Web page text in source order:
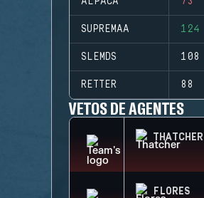
SUPREMAA 124
SLEMDS 108
RETTER 88
VETOS DE AGENTES
THATCHER
FLORES